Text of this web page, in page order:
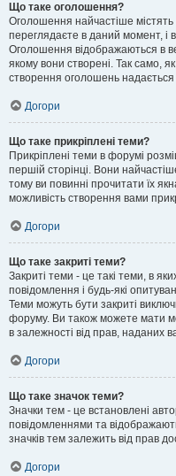
Що таке оголошення?
Оголошення найчастіше
переглядаєте в даний момент, і
Оголошення відображаються в
якому вони створені. Так само,
створення оголошень надається
Догори
Що таке прикріплені теми?
Прикріплені теми в форумі
першій сторінці. Вони
тому ви повинні прочитати їх
можливість створення вами
Догори
Що таке закриті теми?
Закриті теми - це такі теми, в
повідомлення і будь-які
Теми можуть бути закриті
форуму. Ви також можете мати
в залежності від прав, наданих
Догори
Що таке значок теми?
Значки тем - це встановлені
повідомленнями та
значків тем залежить від прав
Догори